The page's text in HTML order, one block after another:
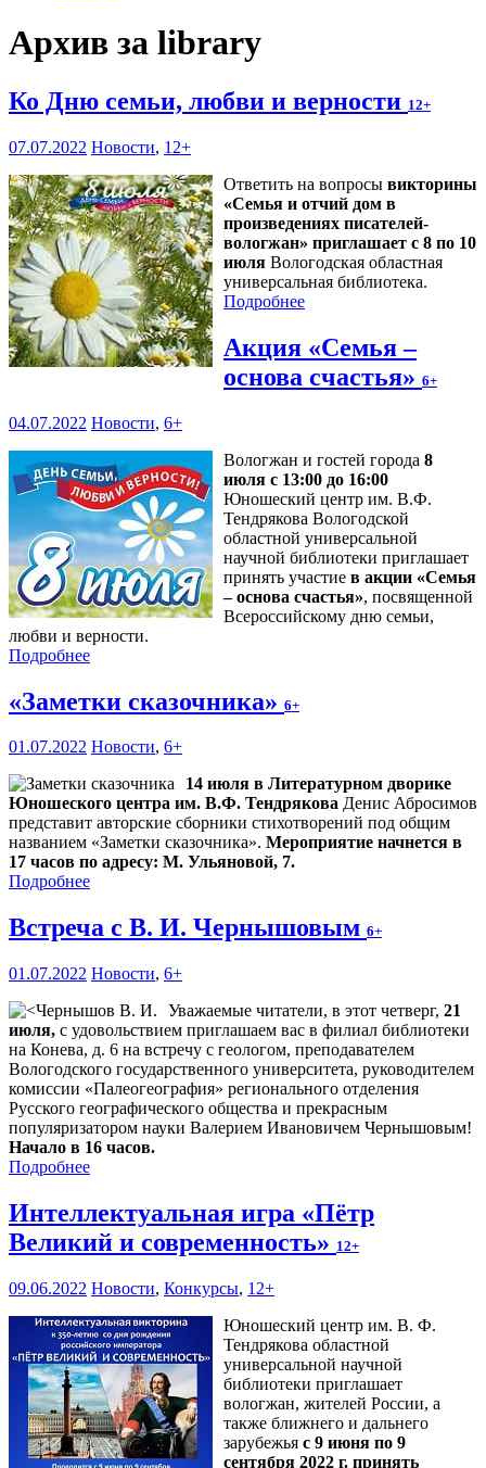
Архив за library
Ко Дню семьи, любви и верности 12+
07.07.2022 Новости, 12+
Ответить на вопросы викторины
«Семья и отчий дом в
произведениях писателей-
вологжан» приглашает с 8 по 10
июля Вологодская областная
универсальная библиотека.
Подробнее
Акция «Семья –
основа счастья» 6+
04.07.2022 Новости, 6+
Вологжан и гостей города 8
июля с 13:00 до 16:00
Юношеский центр им. В.Ф.
Тендрякова Вологодской
областной универсальной
научной библиотеки приглашает
принять участие в акции «Семья
– основа счастья», посвященной
Всероссийскому дню семьи,
любви и верности.
Подробнее
«Заметки сказочника» 6+
01.07.2022 Новости, 6+
14 июля в Литературном дворике
Юношеского центра им. В.Ф. Тендрякова Денис Абросимов
представит авторские сборники стихотворений под общим
названием «Заметки сказочника». Мероприятие начнется в
17 часов по адресу: М. Ульяновой, 7.
Подробнее
Встреча с В. И. Чернышовым 6+
01.07.2022 Новости, 6+
Уважаемые читатели, в этот четверг, 21
июля, с удовольствием приглашаем вас в филиал библиотеки
на Конева, д. 6 на встречу с геологом, преподавателем
Вологодского государственного университета, руководителем
комиссии «Палеогеография» регионального отделения
Русского географического общества и прекрасным
популяризатором науки Валерием Ивановичем Чернышовым!
Начало в 16 часов.
Подробнее
Интеллектуальная игра «Пётр
Великий и современность» 12+
09.06.2022 Новости, Конкурсы, 12+
Юношеский центр им. В. Ф.
Тендрякова областной
универсальной научной
библиотеки приглашает
вологжан, жителей России, а
также ближнего и дальнего
зарубежья с 9 июня по 9
сентября 2022 г. принять